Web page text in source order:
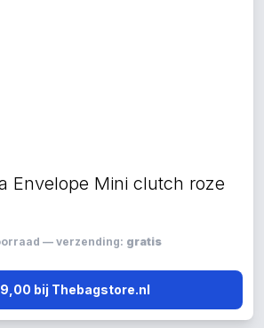
Envelope Mini clutch roze
— verzending: gratis
bij Thebagstore.nl